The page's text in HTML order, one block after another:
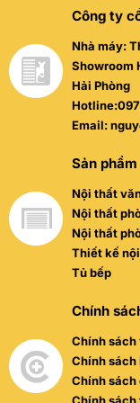
Công ty
Nhà máy:
Showroom
Hải Phòng
Email:
Sản phẩm
Nội thất
Nội thất
Nội thất
Thiết kế
Tủ bếp
Chính
Chính
Chính sách
Chính sách